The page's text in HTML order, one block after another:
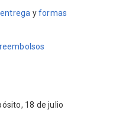
yformas
18 de julio